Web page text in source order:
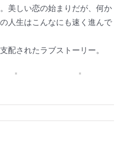
美しい恋の始まりだが、何か
人生はこんなにも速く進んで
配されたラブストーリー。